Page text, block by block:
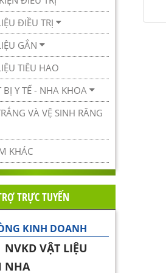
ĐIỀU TRỊ
GẮN
TIÊU HAO
BỊ Y TẾ - NHA KHOA
VÀ VỆ SINH RĂNG
KHÁC
TRỰC TUYẾN
KINH DOANH
NVKD VẬT LIỆU
NHA